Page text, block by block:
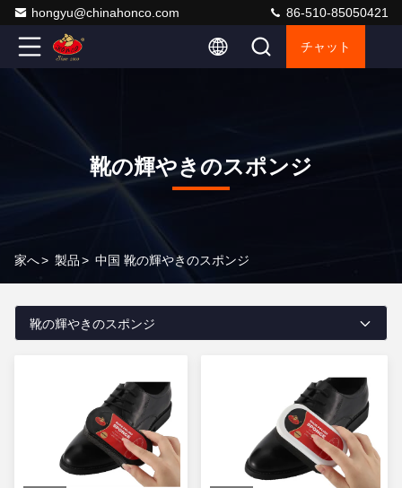
hongyu@chinahonco.com 86-510-85050421
チャット
靴の輝やきのスポンジ
家へ> 製品> 中国 靴の輝やきのスポンジ
靴の輝やきのスポンジ